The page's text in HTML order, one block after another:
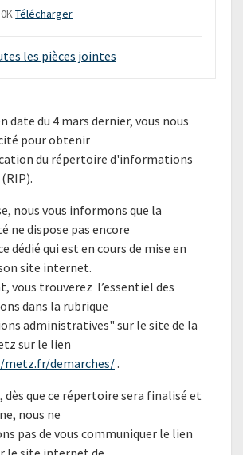
0KTélécharger
les pièces jointes
date du 4 mars dernier, vous nous
pour obtenir
du répertoire d'informations
nous vous informons que la
ne dispose pas encore
dédié qui est en cours de mise en
site internet.
vous trouverez l’essentiel des
dans la rubrique
administratives" sur le site de la
sur le lien
demarches/.
dès que ce répertoire sera finalisé et
nous ne
pas de vous communiquer le lien